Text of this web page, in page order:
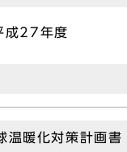
成27年度
温暖化対策計画書